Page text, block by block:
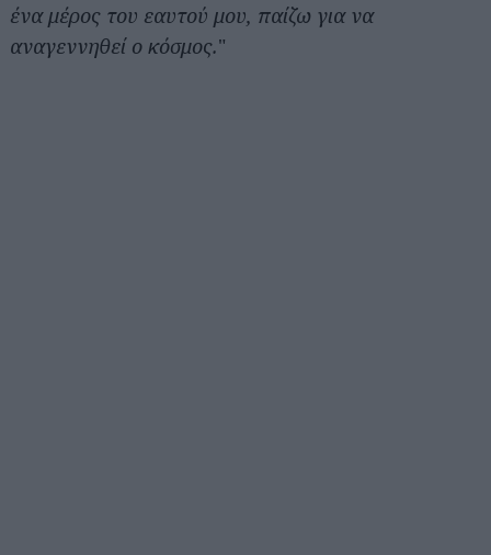
ένα μέρος του εαυτού μου, παίζω για να
αναγεννηθεί ο κόσμος."